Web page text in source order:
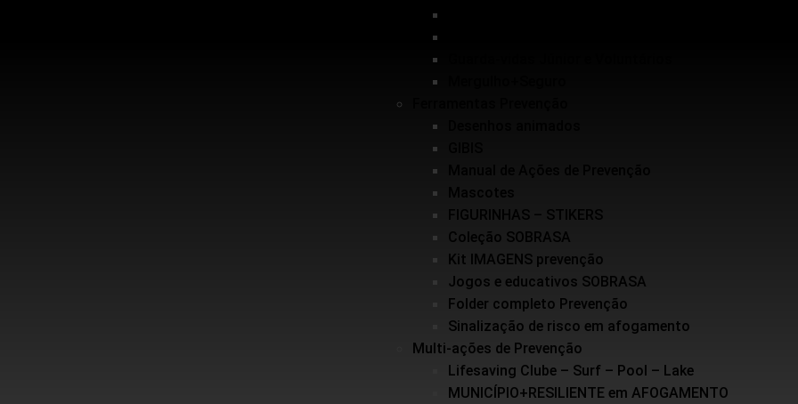
FIGURINHAS – STIKERS
Coleção SOBRASA
Kit IMAGENS prevenção
Jogos e educativos SOBRASA
Folder completo Prevenção
Sinalização de risco em afogamento
Multi-ações de Prevenção
Lifesaving Clube – Surf – Pool – Lake
MUNICÍPIO+RESILIENTE em AFOGAMENTO